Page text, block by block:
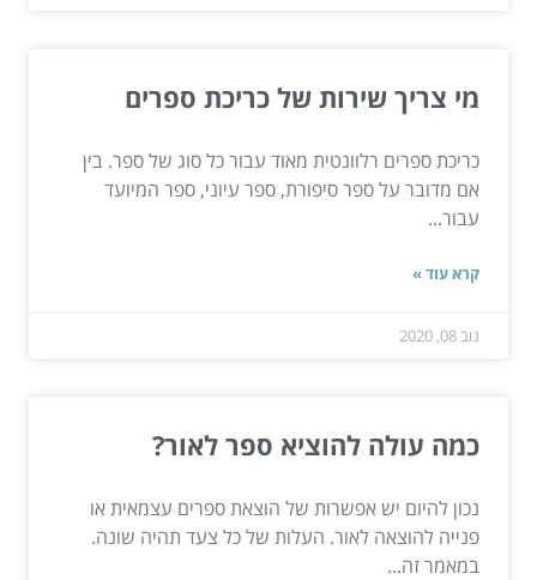
מי צריך שירות של כריכת ספרים
כריכת ספרים רלוונטית מאוד עבור כל סוג של ספר. בין
אם מדובר על ספר סיפורת, ספר עיוני, ספר המיועד
עבור...
קרא עוד »
נוב 08, 2020
כמה עולה להוציא ספר לאור?
נכון להיום יש אפשרות של הוצאת ספרים עצמאית או
פנייה להוצאה לאור. העלות של כל צעד תהיה שונה.
במאמר זה...